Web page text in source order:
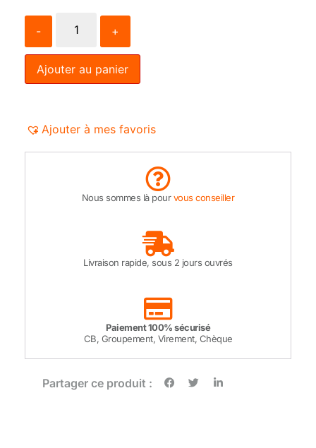
- +
Ajouter au panier
Ajouter à mes favoris
Nous sommes là pourvous conseiller
Livraison rapide, sous 2 jours ouvrés
Paiement 100% sécurisé
CB, Groupement, Virement, Chèque
Partager ce produit :